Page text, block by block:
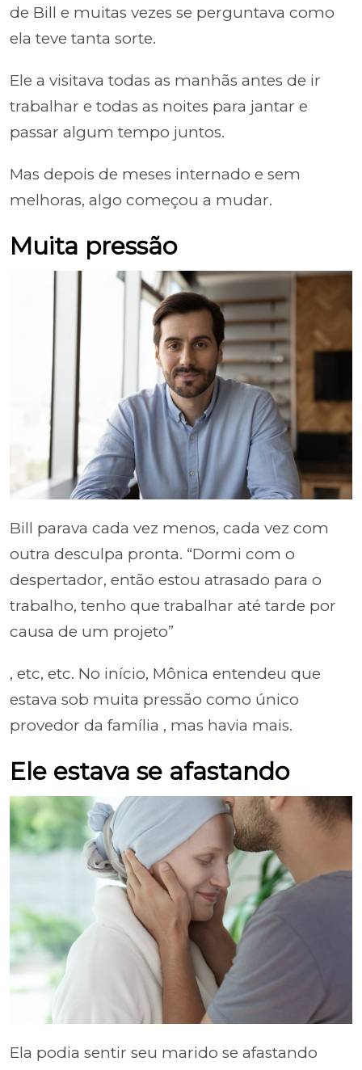
de Bill e muitas vezes se perguntava como
ela teve tanta sorte.
Ele a visitava todas as manhãs antes de ir
trabalhar e todas as noites para jantar e
passar algum tempo juntos.
Mas depois de meses internado e sem
melhoras, algo começou a mudar.
Muita pressão
Bill parava cada vez menos, cada vez com
outra desculpa pronta. “Dormi com o
despertador, então estou atrasado para o
trabalho, tenho que trabalhar até tarde por
causa de um projeto”
, etc, etc. No início, Mônica entendeu que
estava sob muita pressão como único
provedor da família , mas havia mais.
Ele estava se afastando
Ela podia sentir seu marido se afastando